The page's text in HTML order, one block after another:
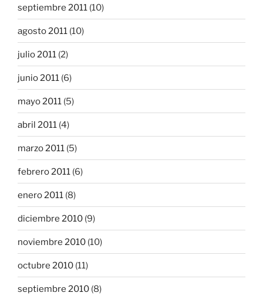
septiembre 2011 (10)
agosto 2011 (10)
julio 2011 (2)
junio 2011 (6)
mayo 2011 (5)
abril 2011 (4)
marzo 2011 (5)
febrero 2011 (6)
enero 2011 (8)
diciembre 2010 (9)
noviembre 2010 (10)
octubre 2010 (11)
septiembre 2010 (8)